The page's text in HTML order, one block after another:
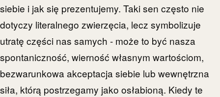
siebie i jak się prezentujemy. Taki sen często nie
dotyczy literalnego zwierzęcia, lecz symbolizuje
utratę części nas samych - może to być nasza
spontaniczność, wierność własnym wartościom,
bezwarunkowa akceptacja siebie lub wewnętrzna
siła, którą postrzegamy jako osłabioną. Kiedy te